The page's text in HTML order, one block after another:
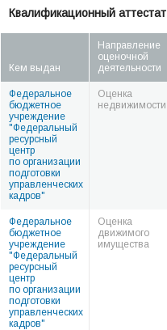
Квалификационный аттестат
Кем выдан
Направление
оценочной
деятельности
Федеральное
бюджетное
учреждение
"Федеральный
ресурсный
центр
по организации
подготовки
управленческих
кадров"
Оценка
недвижимости
Федеральное
бюджетное
учреждение
"Федеральный
ресурсный
центр
по организации
подготовки
управленческих
кадров"
Оценка
движимого
имущества